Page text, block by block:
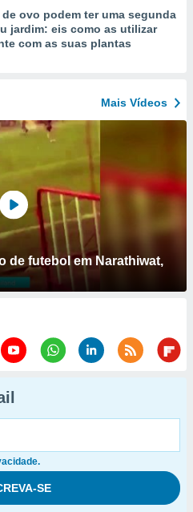
ovo podem ter uma segunda
jardim: eis como as utilizar
com as suas plantas
Mais Vídeos
de futebol em Narathiwat,